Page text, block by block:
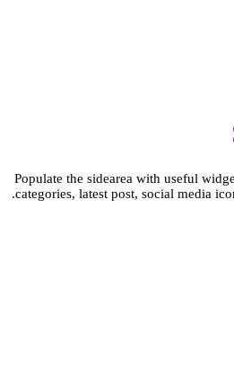
Populate the sidearea with useful
categories, latest post, social media